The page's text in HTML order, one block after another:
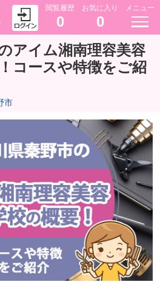
閲覧履歴
0
お気に入り
0
メニュー
アイム湘南理容美容
コースや特徴をご紹
市